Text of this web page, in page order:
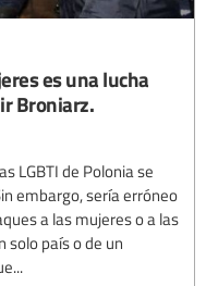
es una lucha
Broniarz.
LGBTI de Polonia se
embargo, sería erróneo
a las mujeres o a las
solo país o de un